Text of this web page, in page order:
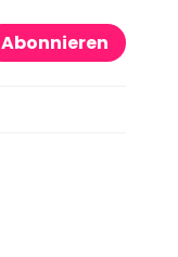
Abonnieren